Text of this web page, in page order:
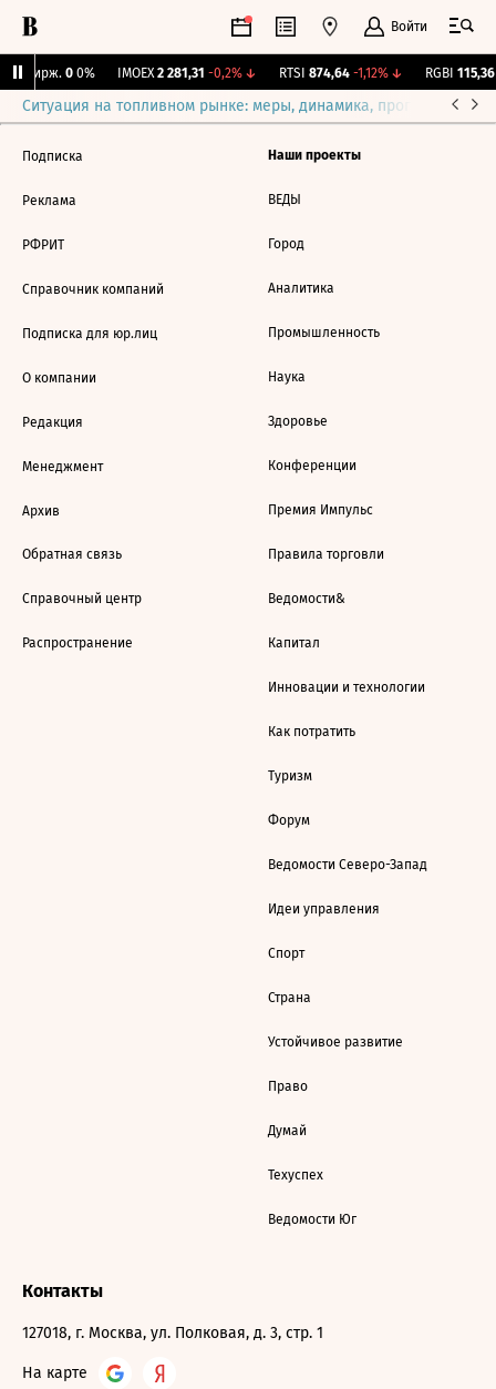
Войти
Бирж. 0 0% IMOEX 2 281,31 -0,2%↓ RTSI 874,64 -1,12%↓ RGBI 115,36
Ситуация на топливном рынке: меры, динамика, прогнозы
Подписка
Реклама
РФРИТ
Справочник компаний
Подписка для юр.лиц
О компании
Редакция
Менеджмент
Архив
Обратная связь
Справочный центр
Распространение
Наши проекты
ВЕДЫ
Город
Аналитика
Промышленность
Наука
Здоровье
Конференции
Премия Импульс
Правила торговли
Ведомости&
Капитал
Инновации и технологии
Как потратить
Туризм
Форум
Ведомости Северо-Запад
Идеи управления
Спорт
Страна
Устойчивое развитие
Право
Думай
Техуспех
Ведомости Юг
Контакты
127018, г. Москва, ул. Полковая, д. 3, стр. 1
На карте